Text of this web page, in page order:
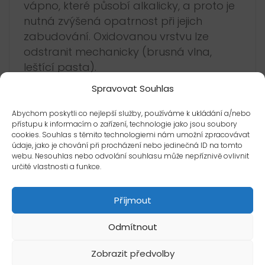
Spravovat Souhlas
Abychom poskytli co nejlepší služby, používáme k ukládání a/nebo
přístupu k informacím o zařízení, technologie jako jsou soubory
cookies. Souhlas s těmito technologiemi nám umožní zpracovávat
údaje, jako je chování při procházení nebo jedinečná ID na tomto
webu. Nesouhlas nebo odvolání souhlasu může nepříznivě ovlivnit
určité vlastnosti a funkce.
Příjmout
Odmítnout
Zobrazit předvolby
vápno, které působí alkalicky, a proto je
nutná zvýšená opatrnost při jejich
zabudování. Oxidovanou vrstvu lze
odstranit mechanicky (brusná vlna,
leštící pasta).
Leštěné mosazné profilyjsou vhodné
jen jako dekorační profily do suchých
prostor. Nejsou vhodné do exteriérů
a vlhkých prostor (např. koupelna). Profil
je náchylný na mechanické poškození.
Nerezové profily:
Nerezové profily klasikjsou vhodné do